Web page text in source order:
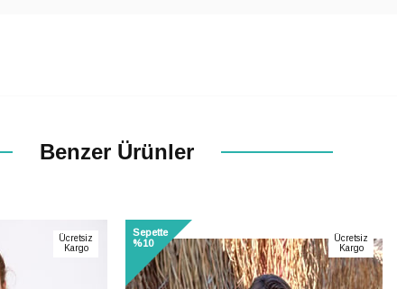
Benzer Ürünler
Ücretsiz
Kargo
Sepette
%10
Ücretsiz
Kargo